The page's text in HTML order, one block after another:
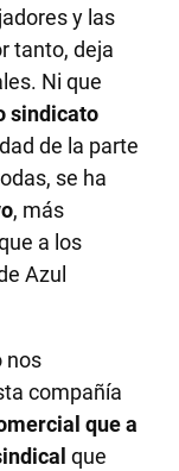
y las
tanto, deja
Ni que
sindicato
de la parte
se ha
, más
a los
Azul
nos
compañía
que a
que